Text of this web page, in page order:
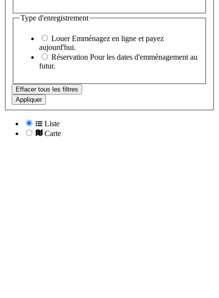
Type d'enregistrement
LouerEmménagez en ligne et payez
aujourd'hui.
Réservation Pour les dates d'emménagement au
futur.
Effacer tous les filtres
Appliquer
Liste
Carte